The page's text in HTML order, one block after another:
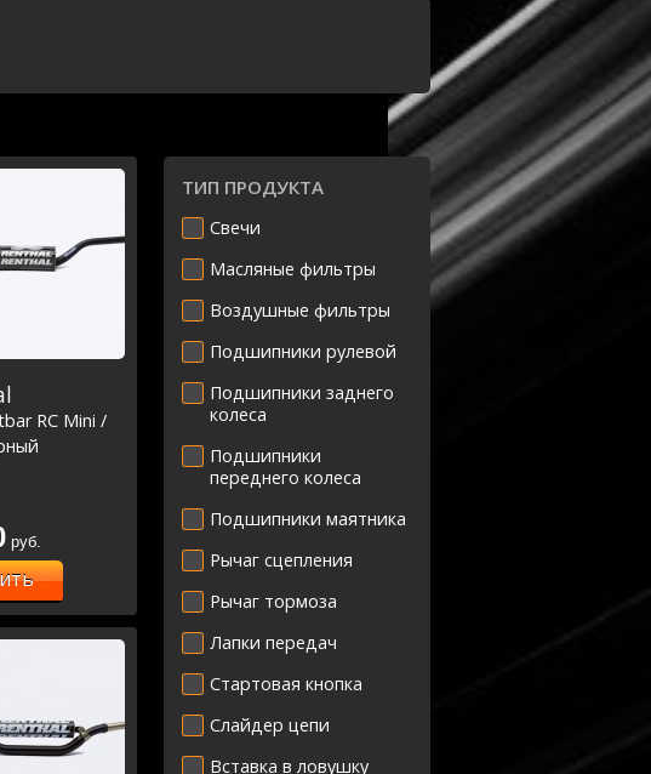
RC Mini /
руб.
ТИП ПРОДУКТА
Свечи
Масляные фильтры
Воздушные фильтры
Подшипники рулевой
Подшипники заднего
колеса
Подшипники
переднего колеса
Подшипники маятника
Рычаг сцепления
Рычаг тормоза
Лапки передач
Стартовая кнопка
Слайдер цепи
Вставка в ловушку